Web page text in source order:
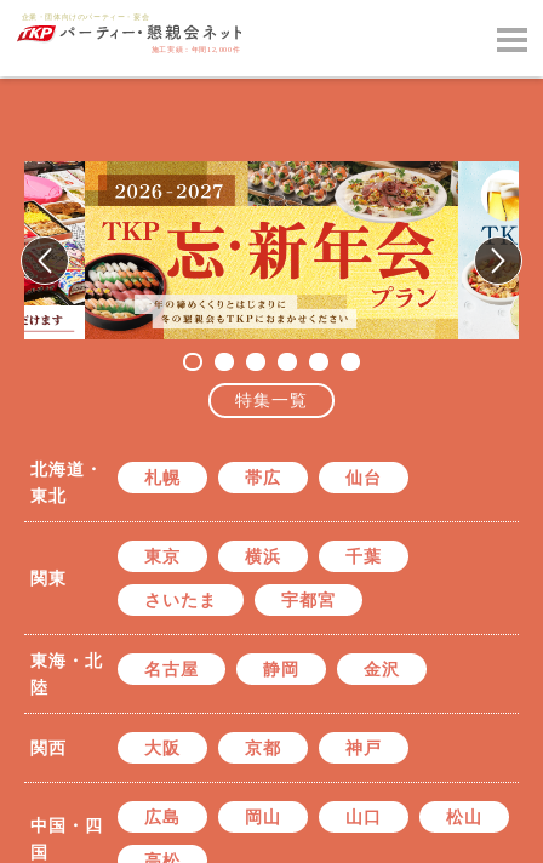
特集一覧
北海道・
東北
札幌 帯広 仙台
関東
東京 横浜 千葉
さいたま 宇都宮
東海・北
陸
名古屋 静岡 金沢
関西 大阪 京都 神戸
中国・四
国
広島 岡山 山口 松山